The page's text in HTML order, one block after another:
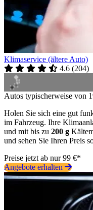
Klimaservice (ältere Auto)
4.6 (204)
Autos typischerweise von
Holen Sie sich eine gut
im Fahrzeug. Ihre
und mit bis zu 200 g
und sehen Sie Ihren Preis
Preise jetzt ab nur 99 €*
Angebote erhalten